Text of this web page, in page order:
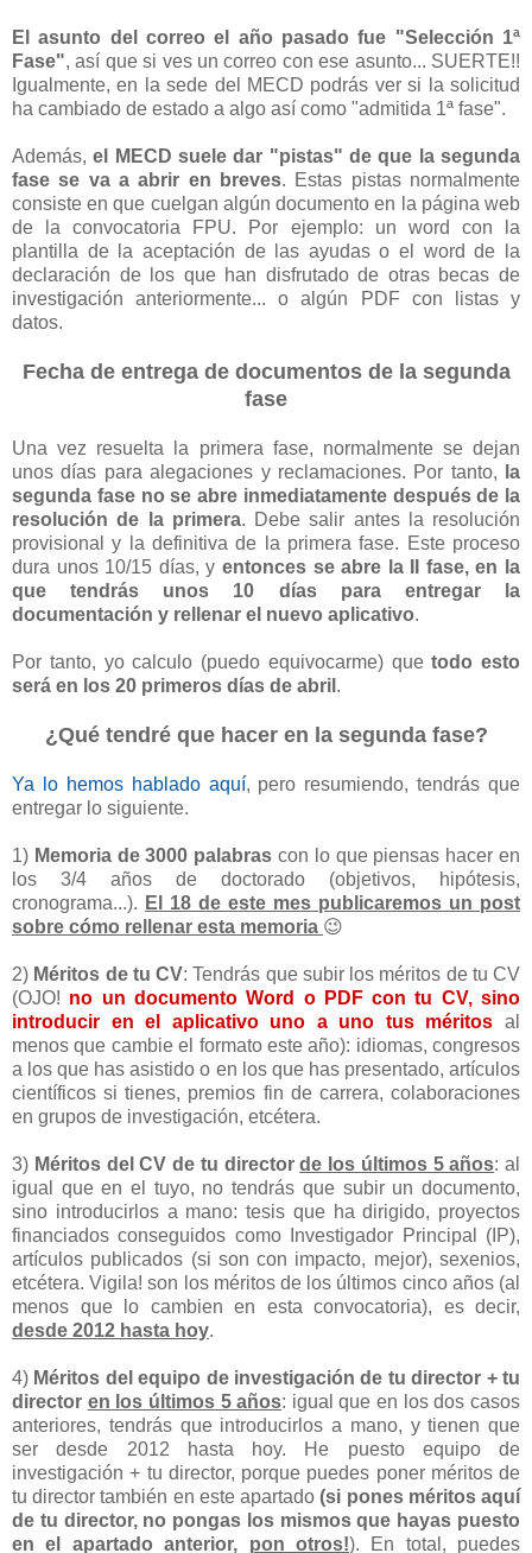
El asunto del correo el año pasado fue "Selección 1ª
Fase", así que si ves un correo con ese asunto... SUERTE!!
Igualmente, en la sede del MECD podrás ver si la solicitud
ha cambiado de estado a algo así como "admitida 1ª fase".
Además,el MECD suele dar "pistas" de que la segunda
fase se va a abrir en breves. Estas pistas normalmente
consiste en que cuelgan algún documento en la página web
de la convocatoria FPU. Por ejemplo: un word con la
plantilla de la aceptación de las ayudas o el word de la
declaración de los que han disfrutado de otras becas de
investigación anteriormente... o algún PDF con listas y
datos.
Fecha de entrega de documentos de la segunda
fase
Una vez resuelta la primera fase, normalmente se dejan
unos días para alegaciones y reclamaciones. Por tanto,
la
segunda fase no se abre inmediatamente después de la
resolución de la primera. Debe salir antes la resolución
provisional y la definitiva de la primera fase. Este proceso
dura unos 10/15 días, y entonces se abre la II fase, en la
que tendrás unos 10 días para entregar la
documentación y rellenar el nuevo aplicativo.
Por tanto, yo calculo (puedo equivocarme) quetodo esto
será en los 20 primeros días de abril .
¿Qué tendré que hacer en la segunda fase?
Ya lo hemos hablado aquí, pero resumiendo, tendrás que
entregar lo siguiente.
1) Memoria de 3000 palabras con lo que piensas hacer en
los 3/4 años de doctorado (objetivos, hipótesis,
cronograma...). El 18 de este mes publicaremos un post
sobre cómo rellenar esta memoria 😉
2) Méritos de tu CV: Tendrás que subir los méritos de tu CV
(OJO! no un documento Word o PDF con tu CV, sino
introducir en el aplicativo uno a uno tus méritos al
menos que cambie el formato este año): idiomas, congresos
a los que has asistido o en los que has presentado, artículos
científicos si tienes, premios fin de carrera, colaboraciones
en grupos de investigación, etcétera.
3) Méritos del CV de tu directorde los últimos 5 años: al
igual que en el tuyo, no tendrás que subir un documento,
sino introducirlos a mano: tesis que ha dirigido, proyectos
financiados conseguidos como Investigador Principal (IP),
artículos publicados (si son con impacto, mejor), sexenios,
etcétera. Vigila! son los méritos de los últimos cinco años (al
menos que lo cambien en esta convocatoria), es decir,
desde 2012 hasta hoy.
4) Méritos del equipo de investigación de tu director + tu
director en los últimos 5 años: igual que en los dos casos
anteriores, tendrás que introducirlos a mano, y tienen que
ser desde 2012 hasta hoy. He puesto equipo de
investigación + tu director, porque puedes poner méritos de
tu director también en este apartado(si pones méritos aquí
de tu director, no pongas los mismos que hayas puesto
en el apartado anterior, pon otros!). En total, puedes